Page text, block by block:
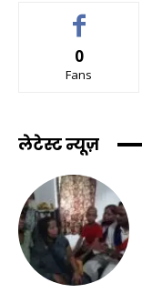
0
Fans
लेटेस्ट न्यूज़